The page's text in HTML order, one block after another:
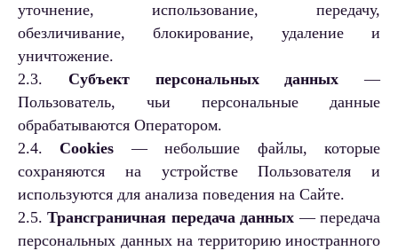
уточнение, использование, передачу,
обезличивание, блокирование, удаление и
уничтожение.
2.3. Субъект персональных данных —
Пользователь, чьи персональные данные
обрабатываются Оператором.
2.4. Cookies — небольшие файлы, которые
сохраняются на устройстве Пользователя и
используются для анализа поведения на Сайте.
2.5.Трансграничная передача данных — передача
персональных данных на территорию иностранного